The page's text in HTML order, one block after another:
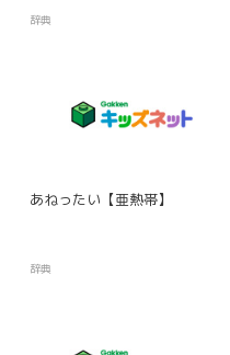
辞典
あねったい【亜熱帯】
辞典